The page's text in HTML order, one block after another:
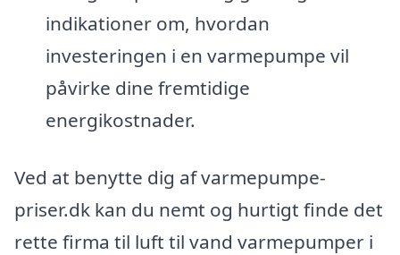
indikationer om, hvordan
investeringen i en varmepumpe vil
påvirke dine fremtidige
energikostnader.
Ved at benytte dig af varmepumpe-
priser.dk kan du nemt og hurtigt finde det
rette firma til luft til vand varmepumper i